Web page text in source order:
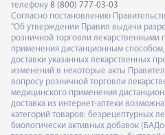
телефону 8 (800) 777-03-03
Согласно постановлению
"Об утверждении Правил выдачи
розничной торговли лекарственными
применения дистанционным
доставки указанных лекарственных
изменений в некоторые акты
вопросу розничной торговли
медицинского применения
доставка из интернет-аптеки
категорий товаров: безрецептурных
биологически активных добавок